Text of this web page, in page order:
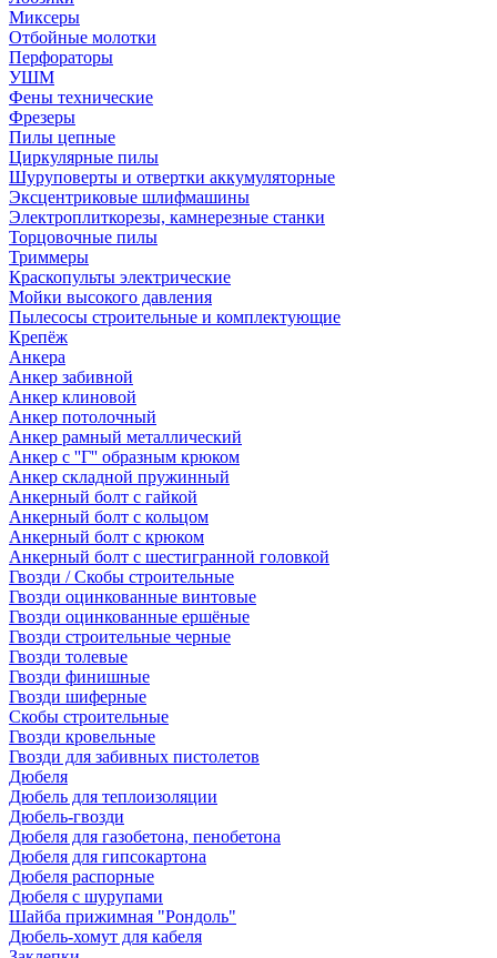
Миксеры
Отбойные молотки
Перфораторы
УШМ
Фены технические
Фрезеры
Пилы цепные
Циркулярные пилы
Шуруповерты и отвертки аккумуляторные
Эксцентриковые шлифмашины
Электроплиткорезы, камнерезные станки
Торцовочные пилы
Триммеры
Краскопульты электрические
Мойки высокого давления
Пылесосы строительные и комплектующие
Крепёж
Анкера
Анкер забивной
Анкер клиновой
Анкер потолочный
Анкер рамный металлический
Анкер с ''Г'' образным крюком
Анкер складной пружинный
Анкерный болт с гайкой
Анкерный болт с кольцом
Анкерный болт с крюком
Анкерный болт с шестигранной головкой
Гвозди / Скобы строительные
Гвозди оцинкованные винтовые
Гвозди оцинкованные ершёные
Гвозди строительные черные
Гвозди толевые
Гвозди финишные
Гвозди шиферные
Скобы строительные
Гвозди кровельные
Гвозди для забивных пистолетов
Дюбеля
Дюбель для теплоизоляции
Дюбель-гвозди
Дюбеля для газобетона, пенобетона
Дюбеля для гипсокартона
Дюбеля распорные
Дюбеля с шурупами
Шайба прижимная "Рондоль"
Дюбель-хомут для кабеля